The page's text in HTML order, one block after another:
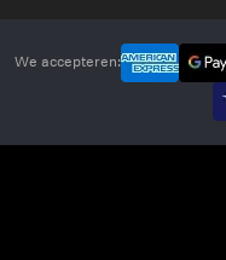
We accepteren: